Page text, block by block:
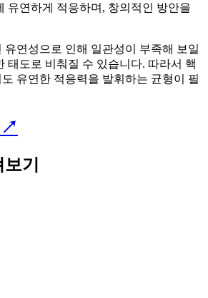
유연하게 적응하며, 창의적인 방안을
유연성으로 인해 일관성이 부족해 보일
태도로 비춰질 수 있습니다. 따라서 핵
유연한 적응력을 발휘하는 균형이 필
↗️
기